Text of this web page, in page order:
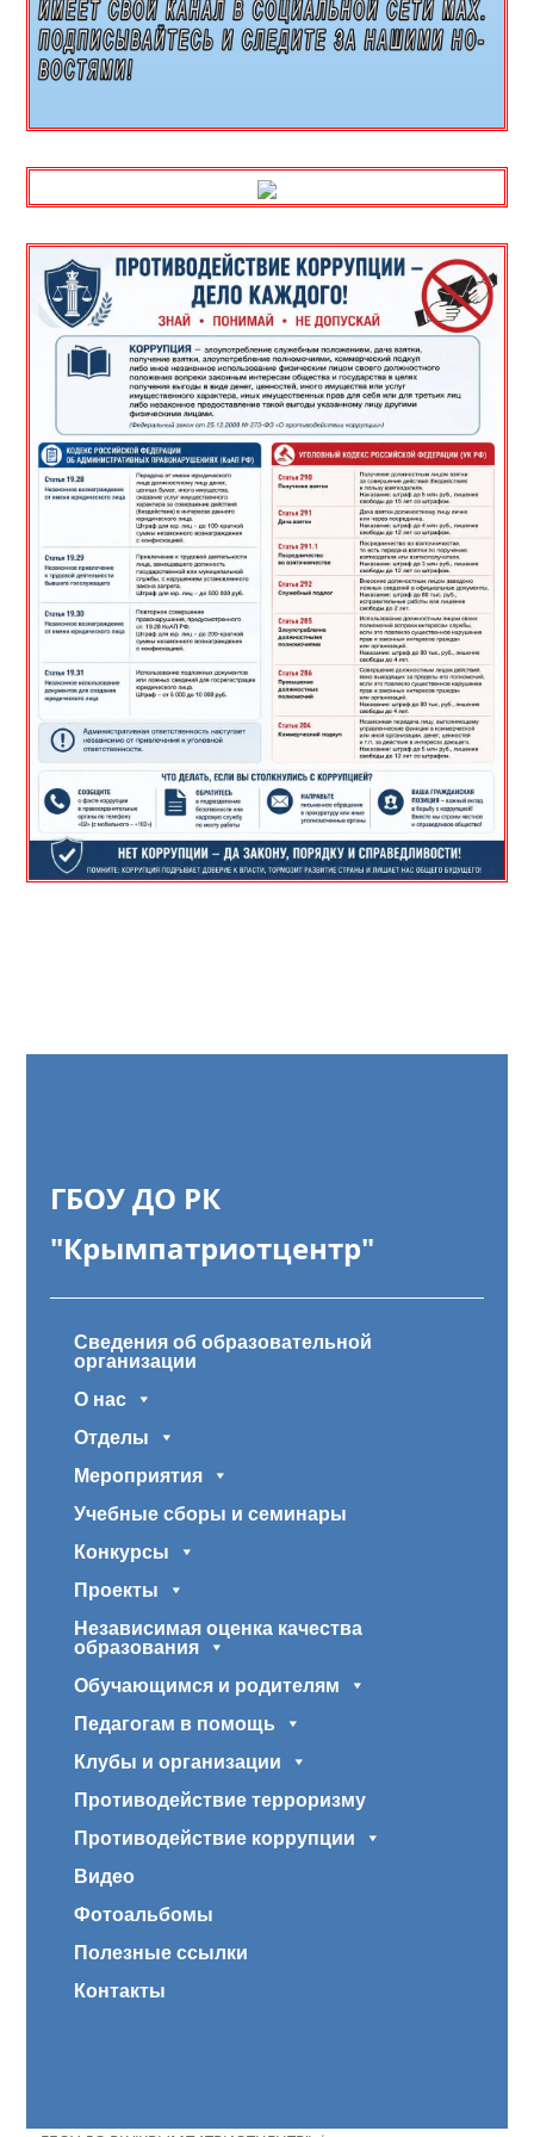
ГБОУ ДО РК
"Крымпатриотцентр"
Сведения об образовательной
организации
О нас
Отделы
Мероприятия
Учебные сборы и семинары
Конкурсы
Проекты
Независимая оценка качества
образования
Обучающимся и родителям
Педагогам в помощь
Клубы и организации
Противодействие терроризму
Противодействие коррупции
Видео
Фотоальбомы
Полезные ссылки
Контакты